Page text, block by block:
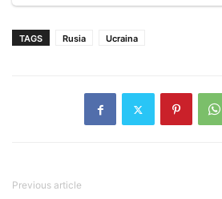
TAGS Rusia Ucraina
Previous article